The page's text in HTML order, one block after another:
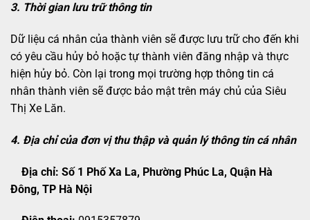
3. Thời gian lưu trữ thông tin
Dữ liệu cá nhân của thành viên sẽ được lưu trữ cho đến khi
có yêu cầu hủy bỏ hoặc tự thành viên đăng nhập và thực
hiện hủy bỏ. Còn lại trong mọi trường hợp thông tin cá
nhân thành viên sẽ được bảo mật trên máy chủ của Siêu
Thị Xe Lăn.
4. Địa chỉ của đơn vị thu thập và quản lý thông tin cá nhân
Địa chỉ: Số 1 Phố Xa La, Phường Phúc La, Quận Hà
Đông, TP Hà Nội